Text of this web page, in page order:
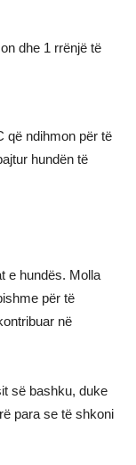
dhe 1 rrënjë të
që ndihmon për të
hundën të
e hundës. Molla
për të
në
së bashku, duke
para se të shkoni